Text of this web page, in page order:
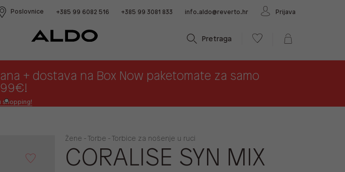
Poslovnice +385 99 6082 516 +385 99 3081 833 info.aldo@reverto.hr Prijava
Pretraga
+ dostava na Box Now paketomate za samo
shopping!
Žene - Torbe - Torbice za nošenje u ruci
CORALISE SYN MIX